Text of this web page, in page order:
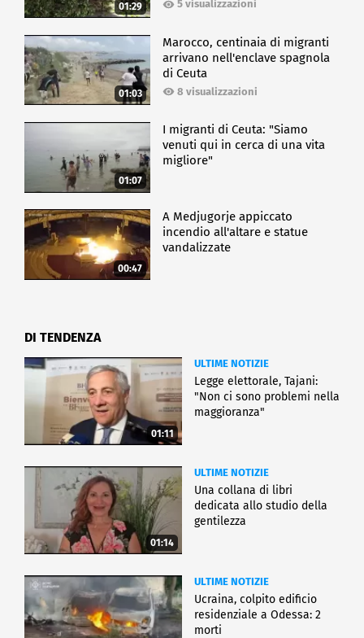
01:29 5 visualizzazioni
01:03
Marocco, centinaia di migranti
arrivano nell'enclave spagnola
di Ceuta
8 visualizzazioni
01:07
I migranti di Ceuta: "Siamo
venuti qui in cerca di una vita
migliore"
00:47
A Medjugorje appiccato
incendio all'altare e statue
vandalizzate
DI TENDENZA
01:11
ULTIME NOTIZIE
Legge elettorale, Tajani:
"Non ci sono problemi nella
maggioranza"
01:14
ULTIME NOTIZIE
Una collana di libri
dedicata allo studio della
gentilezza
ULTIME NOTIZIE
Ucraina, colpito edificio
residenziale a Odessa: 2
morti